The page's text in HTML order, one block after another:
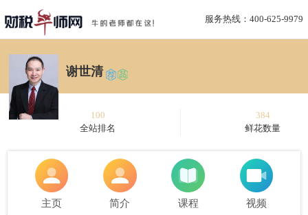
服务热线：400-625-9979
谢世清
100
全站排名
384
鲜花数量
主页 简介 课程 视频